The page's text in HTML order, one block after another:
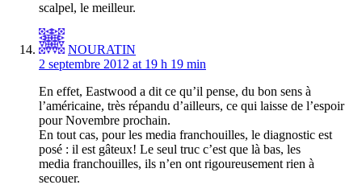
scalpel, le meilleur.
NOURATIN
2 septembre 2012 at 19 h 19 min
En effet, Eastwood a dit ce qu’il pense, du bon sens à
l’américaine, très répandu d’ailleurs, ce qui laisse de l’espoir
pour Novembre prochain.
En tout cas, pour les media franchouilles, le diagnostic est
posé : il est gâteux! Le seul truc c’est que là bas, les
media franchouilles, ils n’en ont rigoureusement rien à
secouer.